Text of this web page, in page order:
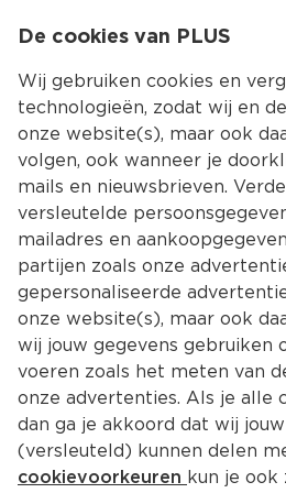
Terug
De cookies van PLUS
Wij gebruiken cookies en
technologieën, zodat wij en
onze website(s), maar ook
volgen, ook wanneer je
mails en nieuwsbrieven.
versleutelde
mailadres en
partijen zoals onze
gepersonaliseerde
onze website(s), maar ook
wij jouw gegevens gebruiken
voeren zoals het meten van
onze advertenties. Als je alle
dan ga je akkoord dat wij
(versleuteld) kunnen delen
cookievoorkeuren kun je